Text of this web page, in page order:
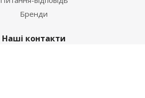
Бренди
Наші контакти